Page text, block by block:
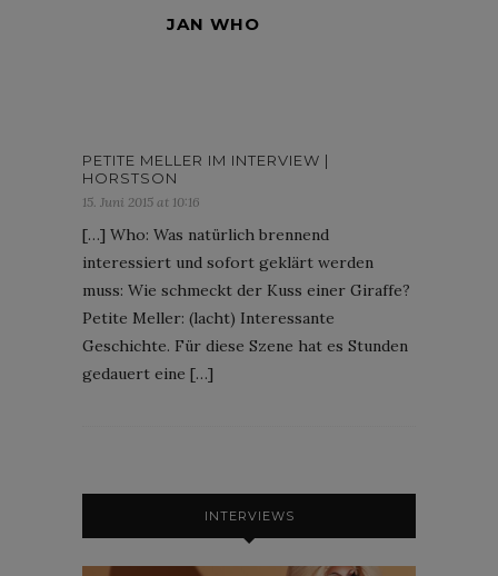
JAN WHO
PETITE MELLER IM INTERVIEW |
HORSTSON
15. Juni 2015 at 10:16
[…] Who: Was natürlich brennend
interessiert und sofort geklärt werden
muss: Wie schmeckt der Kuss einer Giraffe?
Petite Meller: (lacht) Interessante
Geschichte. Für diese Szene hat es Stunden
gedauert eine […]
INTERVIEWS